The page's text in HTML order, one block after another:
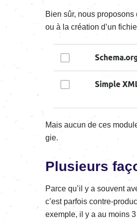
Bien sûr, nous
ou à la créa­tion d’un
Mais aucun de ces
gie.
Plusieurs
Parce qu’il y a souvent
c’est parfois contre-
exemple, il y a au moins